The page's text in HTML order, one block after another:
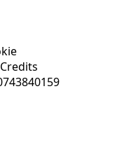
Credits